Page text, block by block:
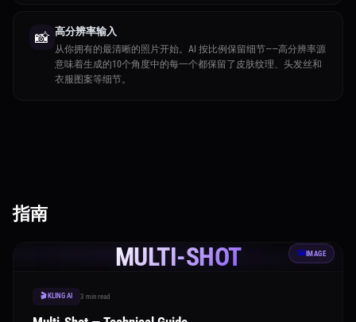
📸 高分辨率输入
从你拥有的最清晰的照片开始。AI 按比例保留细节——高分辨率源
意味着生成的10个角度中的每一个都保留了皮肤纹理、头发丝和
衣服图案等细节。
指南
MULTI-SHOT 🖼️IMAGE
🎬 KLING AI 3 min read